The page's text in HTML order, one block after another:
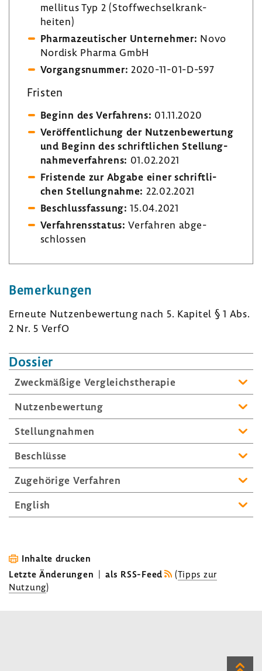
mellitus Typ 2 (Stoff­wech­sel­krank­
heiten)
Phar­ma­zeu­ti­scher Unter­nehmer: Novo
Nordisk Pharma GmbH
Vorgangs­nummer: 2020-​11-01-D-597
Fristen
Beginn des Verfah­rens: 01.11.2020
Veröf­fent­li­chung der Nutzen­be­wer­tung
und Beginn des schrift­li­chen Stel­lung­
nah­me­ver­fah­rens: 01.02.2021
Fris­tende zur Abgabe einer schrift­li­
chen Stel­lung­nahme: 22.02.2021
Beschluss­fas­sung: 15.04.2021
Verfah­rens­status: Verfahren abge­
schlossen
Bemer­kungen
Erneute Nutzen­be­wer­tung nach 5. Kapitel § 1 Abs.
2 Nr. 5 VerfO ​
Dossier
Zweck­mä­ßige Vergleichs­the­rapie
Nutzen­be­wer­tung
Stel­lung­nahmen
Beschlüsse
Zuge­hö­rige Verfahren
English
Inhalte drucken
Letzte Änderungen | als RSS-Feed (Tipps zur
Nutzung)